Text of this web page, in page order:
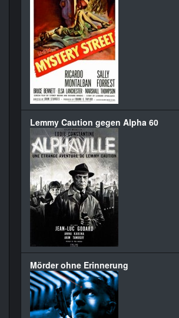
Lemmy Caution gegen Alpha 60
Mörder ohne Erinnerung